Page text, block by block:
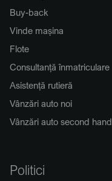
Buy-back
Vinde mașina
Flote
Consultanță înmatriculare
Asistență rutieră
Vânzări auto noi
Vânzări auto second hand
Politici